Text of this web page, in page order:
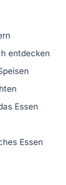
entdecken
Essen
Essen